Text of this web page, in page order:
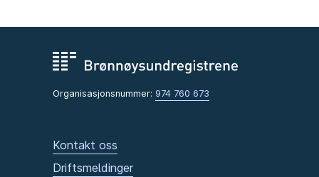
Organisasjonsnummer: 974 760 673
Kontakt oss
Driftsmeldinger